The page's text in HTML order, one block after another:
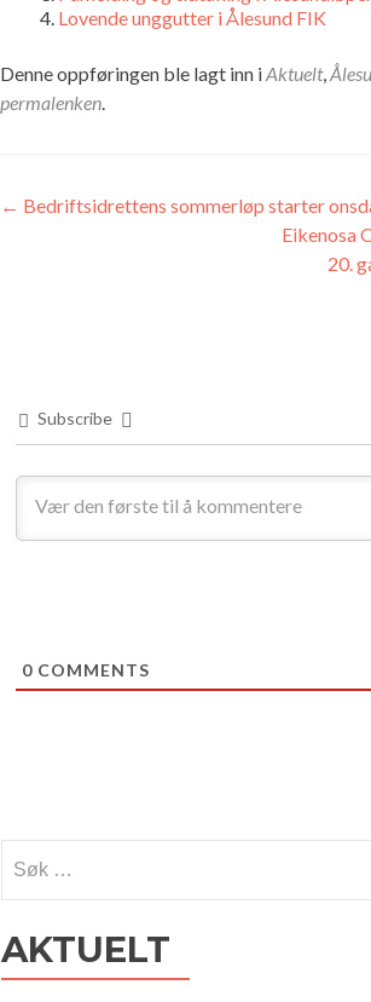
Lovende unggutter i Ålesund FIK
Denne oppføringen ble lagt inn iAktuelt,
permalenken.
Innleggsnavigasjon
← Bedriftsidrettens sommerløp starter
Eikenosa
20.
Subscribe
0 COMMENTS
etter:
AKTUELT